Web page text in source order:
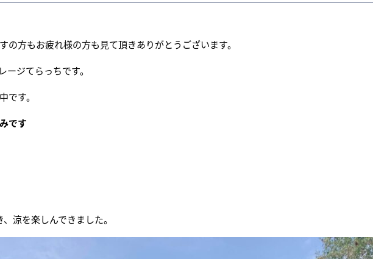
の方もお疲れ様の方も見て頂きありがとうございます。
ージてらっちです。
です。
です
涼を楽しんできました。